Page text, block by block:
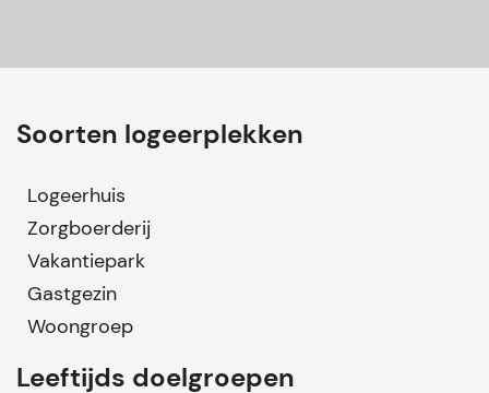
Soorten logeerplekken
Logeerhuis
Zorgboerderij
Vakantiepark
Gastgezin
Woongroep
Leeftijds doelgroepen